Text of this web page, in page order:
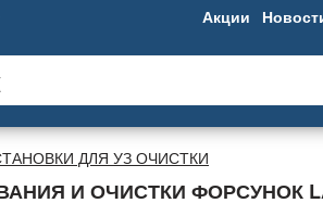
Акции
ДЛЯ УЗ ОЧИСТКИ
И ОЧИСТКИ ФОРСУНОК